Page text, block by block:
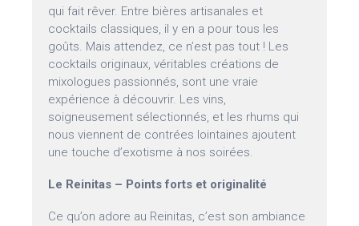
qui fait rêver. Entre bières artisanales et
cocktails classiques, il y en a pour tous les
goûts. Mais attendez, ce n’est pas tout ! Les
cocktails originaux, véritables créations de
mixologues passionnés, sont une vraie
expérience à découvrir. Les vins,
soigneusement sélectionnés, et les rhums qui
nous viennent de contrées lointaines ajoutent
une touche d’exotisme à nos soirées.
Le Reinitas – Points forts et originalité
Ce qu’on adore au Reinitas, c’est son ambiance